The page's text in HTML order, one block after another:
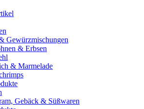
Gewürzmischungen
& Erbsen
& Marmelade
Gebäck & Süßwaren